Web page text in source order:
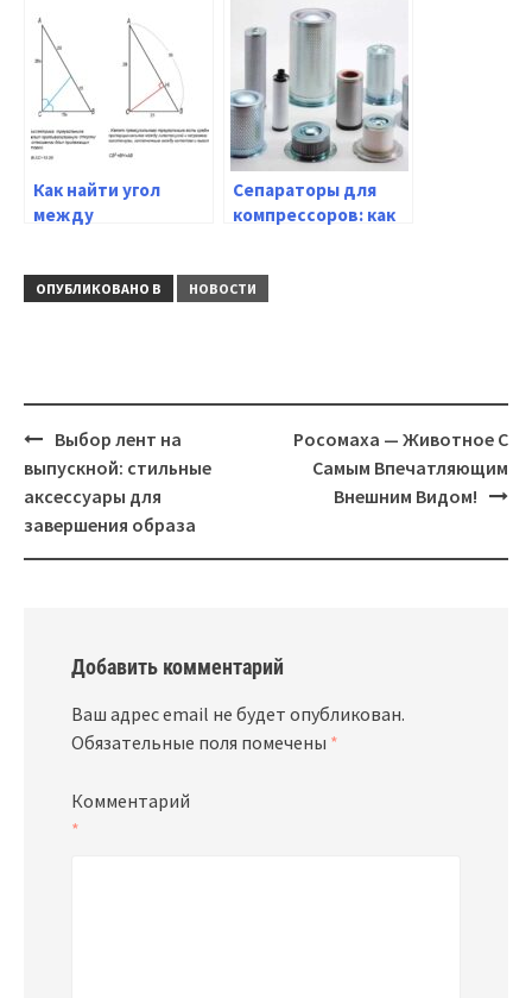
продвижении
своего бизнеса
сервер: как выбрать
провайдера и
настроить сервер
Как найти угол
между
Сепараторы для
компрессоров: как
ОПУБЛИКОВАНО В НОВОСТИ
Навигация
Выбор лент на
выпускной: стильные
аксессуары для
завершения образа
Росомаха — Животное С
Самым Впечатляющим
Внешним Видом!
Добавить комментарий
Ваш адрес email не будет опубликован.
Обязательные поля помечены *
Комментарий
*